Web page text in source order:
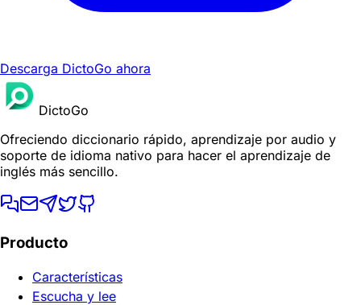
Descarga DictoGo ahora
DictoGo
Ofreciendo diccionario rápido, aprendizaje por audio y
soporte de idioma nativo para hacer el aprendizaje de
inglés más sencillo.
Producto
Características
Escucha y lee